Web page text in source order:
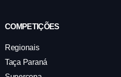
COMPETIÇÕES
Regionais
Taça Paraná